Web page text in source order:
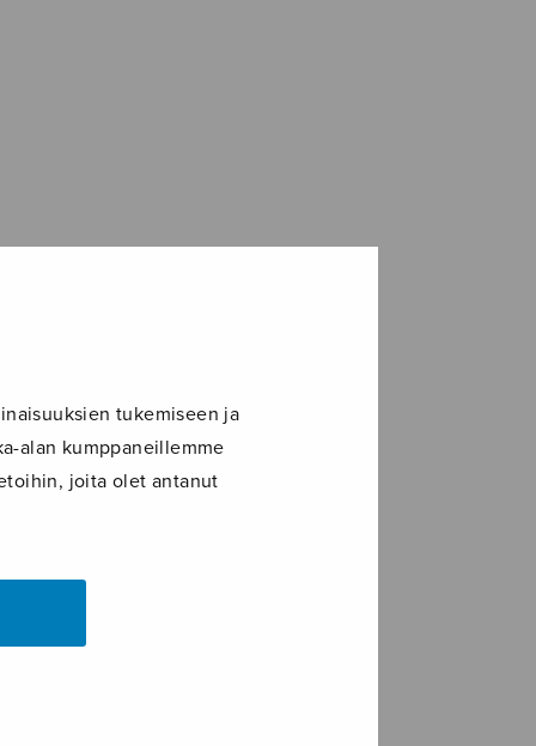
tukemiseen ja
alan kumppaneillemme
joita olet antanut